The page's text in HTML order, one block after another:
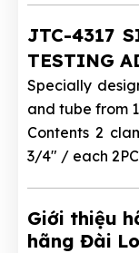
JTC-4317
TESTING
Specially
and tube from
Contents 2
3/4" / each
Giới thiệu
hãng Đài